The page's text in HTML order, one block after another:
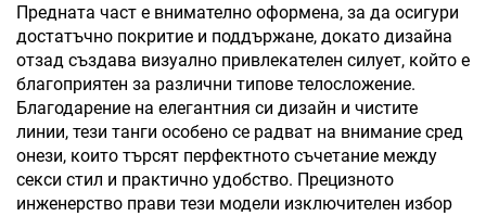
Предната част е внимателно оформена, за да осигури
достатъчно покритие и поддържане, докато дизайна
отзад създава визуално привлекателен силует, който е
благоприятен за различни типове телосложение.
Благодарение на елегантния си дизайн и чистите
линии, тези танги особено се радват на внимание сред
онези, които търсят перфектното съчетание между
секси стил и практично удобство. Прецизното
инженерство прави тези модели изключителен избор